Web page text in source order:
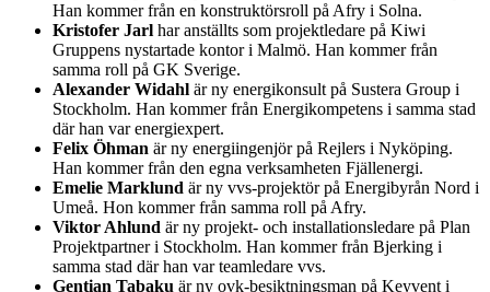
Han kommer från en konstruktörsroll på Afry i Solna.
Kristofer Jarl har anställts som projektledare på Kiwi
Gruppens nystartade kontor i Malmö. Han kommer från
samma roll på GK Sverige.
Alexander Widahl är ny energikonsult på Sustera Group i
Stockholm. Han kommer från Energikompetens i samma stad
där han var energiexpert.
Felix Öhman är ny energiingenjör på Rejlers i Nyköping.
Han kommer från den egna verksamheten Fjällenergi.
Emelie Marklund är ny vvs-projektör på Energibyrån Nord i
Umeå. Hon kommer från samma roll på Afry.
Viktor Ahlund är ny projekt- och installationsledare på Plan
Projektpartner i Stockholm. Han kommer från Bjerking i
samma stad där han var teamledare vvs.
Gentian Tabaku är ny ovk-besiktningsman på Keyvent i